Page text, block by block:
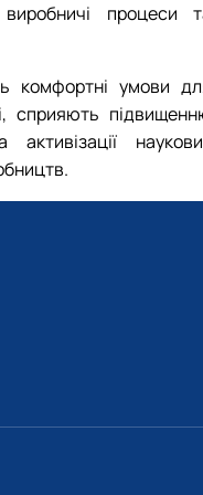
виробничі процеси
комфортні умови
сприяють
активізації